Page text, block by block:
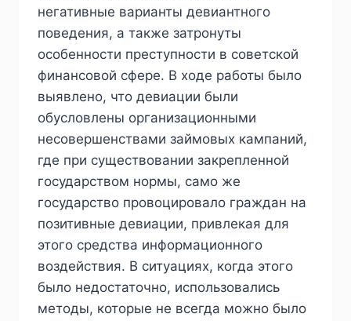
негативные варианты девиантного
поведения, а также затронуты
особенности преступности в советской
финансовой сфере. В ходе работы было
выявлено, что девиации были
обусловлены организационными
несовершенствами займовых кампаний,
где при существовании закрепленной
государством нормы, само же
государство провоцировало граждан на
позитивные девиации, привлекая для
этого средства информационного
воздействия. В ситуациях, когда этого
было недостаточно, использовались
методы, которые не всегда можно было